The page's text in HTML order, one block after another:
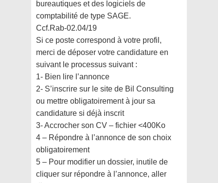
bureautiques et des logiciels de
comptabilité de type SAGE.
Ccf.Rab-02.04/19
Si ce poste correspond à votre profil,
merci de déposer votre candidature en
suivant le processus suivant :
1- Bien lire l’annonce
2- S’inscrire sur le site de Bil Consulting
ou mettre obligatoirement à jour sa
candidature si déjà inscrit
3- Accrocher son CV – fichier <400Ko
4 – Répondre à l’annonce de son choix
obligatoirement
5 – Pour modifier un dossier, inutile de
cliquer sur répondre à l’annonce, aller